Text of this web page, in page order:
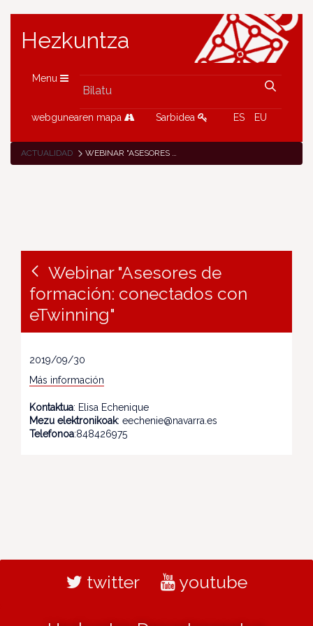
Hezkuntza
Menu
webgunearen mapa Sarbidea ES EU
ACTUALIDAD WEBINAR "ASESORES DE FORMACIÓN: CONECTADOS CON ETWINNING"
Webinar "Asesores de
formación: conectados con
eTwinning"
2019/09/30
Más información
Kontaktua: Elisa Echenique
Mezu elektronikoak: eechenie@navarra.es
Telefonoa:848426975
twitter youtube